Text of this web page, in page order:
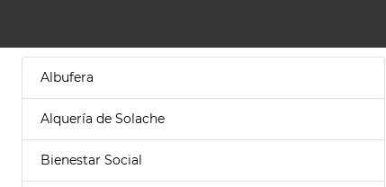
Albufera
Alquería de Solache
Bienestar Social